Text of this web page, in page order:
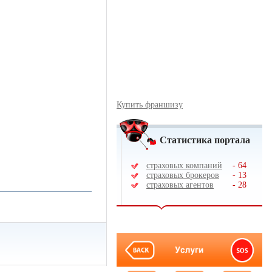
Купить франшизу
Статистика портала
страховых компаний - 64
страховых брокеров
- 13
страховых агентов
- 28